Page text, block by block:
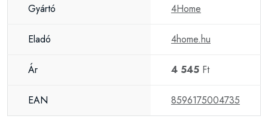
Gyártó 4Home
Eladó 4home.hu
Ár 4 545 Ft
EAN 8596175004735